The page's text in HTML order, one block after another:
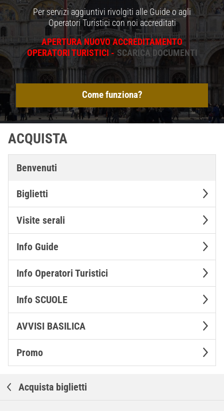
Per servizi aggiuntivi rivolgiti alle Guide o agli
Operatori Turistici con noi accreditati
APERTURA NUOVO ACCREDITAMENTO
OPERATORI TURISTICI - SCARICA DOCUMENTI
Come funziona?
ACQUISTA
Benvenuti
Biglietti
Visite serali
Info Guide
Info Operatori Turistici
Info SCUOLE
AVVISI BASILICA
Promo
Acquista biglietti